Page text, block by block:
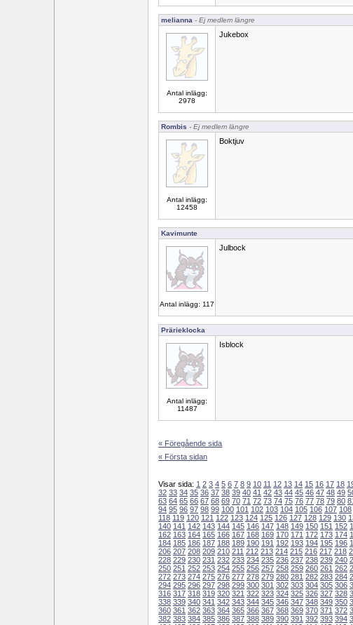
melianna - Ej medlem längre
Antal inlägg:
2978
Jukebox
Rombis - Ej medlem längre
Antal inlägg:
12458
Boktjuv
Kavimunte
Antal inlägg: 117
Julbock
Prärieklocka
Antal inlägg:
11487
Isblock
« Föregående sida
« Första sidan
Visar sida: 1 2 3 4 5 6 7 8 9 10 11 12 13 14 15 16 17 18
32 33 34 35 36 37 38 39 40 41 42 43 44 45 46 47 48 49
63 64 65 66 67 68 69 70 71 72 73 74 75 76 77 78 79 80
94 95 96 97 98 99 100 101 102 103 104 105 106 107 108
118 119 120 121 122 123 124 125 126 127 128 129 130
140 141 142 143 144 145 146 147 148 149 150 151 152
162 163 164 165 166 167 168 169 170 171 172 173 174
184 185 186 187 188 189 190 191 192 193 194 195 196
206 207 208 209 210 211 212 213 214 215 216 217 218
228 229 230 231 232 233 234 235 236 237 238 239 240
250 251 252 253 254 255 256 257 258 259 260 261 262
272 273 274 275 276 277 278 279 280 281 282 283 284
294 295 296 297 298 299 300 301 302 303 304 305 306
316 317 318 319 320 321 322 323 324 325 326 327 328
338 339 340 341 342 343 344 345 346 347 348 349 350
360 361 362 363 364 365 366 367 368 369 370 371 372
382 383 384 385 386 387 388 389 390 391 392 393 394